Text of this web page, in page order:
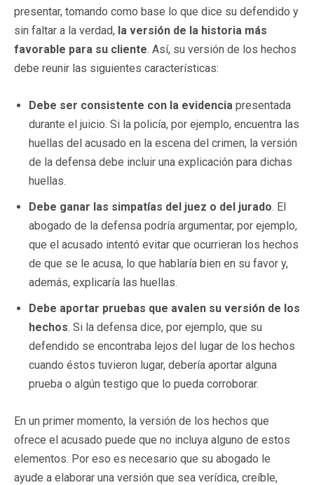
presentar, tomando como base lo que dice su defendido y
sin faltar a la verdad, la versión de la historia más
favorable para su cliente. Así, su versión de los hechos
debe reunir las siguientes características:
Debe ser consistente con la evidencia presentada
durante el juicio. Si la policía, por ejemplo, encuentra las
huellas del acusado en la escena del crimen, la versión
de la defensa debe incluir una explicación para dichas
huellas.
Debe ganar las simpatías del juez o del jurado. El
abogado de la defensa podría argumentar, por ejemplo,
que el acusado intentó evitar que ocurrieran los hechos
de que se le acusa, lo que hablaría bien en su favor y,
además, explicaría las huellas.
Debe aportar pruebas que avalen su versión de los
hechos. Si la defensa dice, por ejemplo, que su
defendido se encontraba lejos del lugar de los hechos
cuando éstos tuvieron lugar, debería aportar alguna
prueba o algún testigo que lo pueda corroborar.
En un primer momento, la versión de los hechos que
ofrece el acusado puede que no incluya alguno de estos
elementos. Por eso es necesario que su abogado le
ayude a elaborar una versión que sea verídica, creíble,